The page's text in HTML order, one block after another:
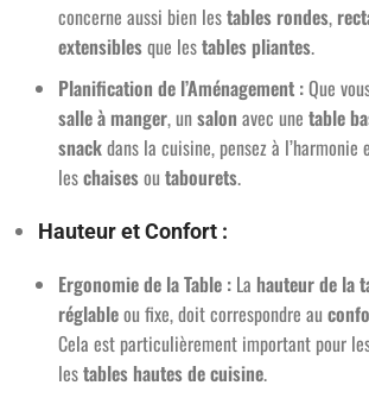
concerne aussi bien lestables rondes,
extensiblesque lestables pliantes.
Planification de l’Aménagement :Que
salle à manger, unsalon avec une table
snackdans la cuisine, pensez à l’harmonie
leschaisesou tabourets.
Hauteur et Confort :
Ergonomie de la Table : La hauteur de la
réglableou fixe, doit correspondre au
Cela est particulièrement important pour
lestables hautes de cuisine.